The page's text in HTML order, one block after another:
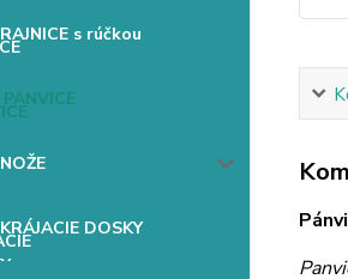
RAJNICE s rúčkou
PANVICE
NOŽE
KRÁJACIE DOSKY